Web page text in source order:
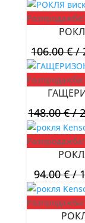
Разпродажба!
106.00€/
Разпродажба!
148.00€/
Разпродажба!
94.00€/
Разпродажба!